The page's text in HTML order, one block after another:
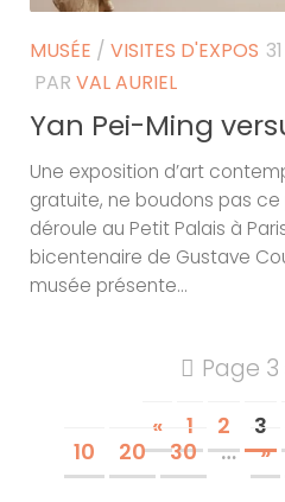
MUSÉE / VISITES D'EXPOS
PAR VAL AURIEL
Yan Pei-Ming
Une exposition d’art
gratuite, ne boudons pas ce
déroule au Petit Palais à
bicentenaire de Gustave
musée présente...
Page
« 1 2 3
10
20 30 … »